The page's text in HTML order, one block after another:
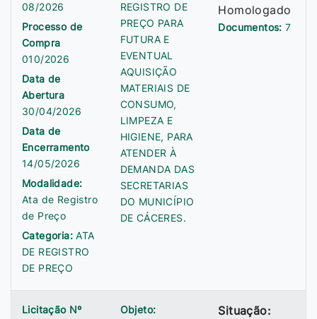
08/2026
Processo de
Compra
010/2026
Data de
Abertura
30/04/2026
Data de
Encerramento
14/05/2026
Modalidade:
Ata de Registro
de Preço
Categoria:ATA
DE REGISTRO
DE PREÇO
REGISTRO DE
PREÇO PARA
FUTURA E
EVENTUAL
AQUISIÇÃO
MATERIAIS DE
CONSUMO,
LIMPEZA E
HIGIENE, PARA
ATENDER À
DEMANDA DAS
SECRETARIAS
DO MUNICÍPIO
DE CÁCERES.
Homologado
Documentos:7
Licitação Nº
Objeto:
Situação: